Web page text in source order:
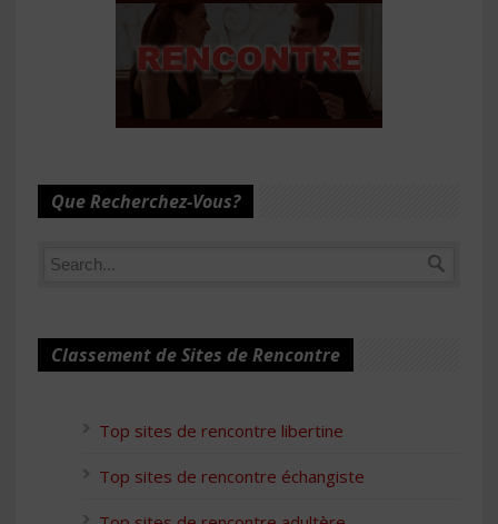
Que Recherchez-Vous?
Classement de Sites de Rencontre
Top sites de rencontre libertine
Top sites de rencontre échangiste